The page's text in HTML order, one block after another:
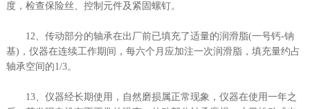
度，检查保险丝、控制元件及紧固螺钉。
12、传动部分的轴承在出厂前已填充了适量的润滑脂(一号钙-钠
基)，仪器在连续工作期间，每六个月应加注一次润滑脂，填充量约占
轴承空间的1/3。
13、仪器经长期使用，自然磨损属正常现象，仪器在使用一年之